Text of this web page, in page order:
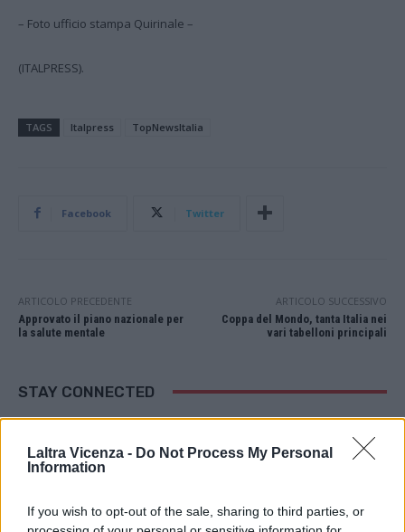
Laltra Vicenza - Do Not Process My Personal
Information
If you wish to opt-out of the sale, sharing to third parties, or
– Foto ufficio stampa Quirinale –
(ITALPRESS).
TAGS Italpress TopNewsItalia
Facebook Twitter
ARTICOLO PRECEDENTE
Approvato il piano nazionale per
la salute mentale
ARTICOLO SUCCESSIVO
Coppa del Mondo, tanta Italia nei
vari tabelloni principali
STAY CONNECTED
9,253